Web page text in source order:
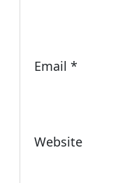
Email *
Website